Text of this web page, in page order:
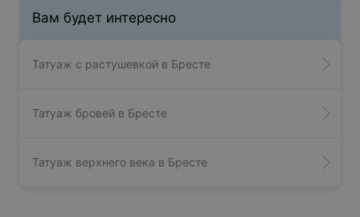
Вам будет интересно
Татуаж с растушевкой в Бресте
Татуаж бровей в Бресте
Татуаж верхнего века в Бресте